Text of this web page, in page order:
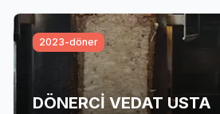
2023-döner
DÖNERCİ VEDAT USTA